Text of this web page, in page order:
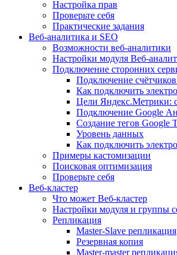
Настройка прав
Проверьте себя
Практические задания
Веб-аналитика и SEO
Возможности веб-аналитики
Настройки модуля Веб-
Подключение сторонних
Подключение
Как подключить
Цели Яндекс.Метрики:
Подключение Google
Создание тегов Google
Уровень данных
Как подключить
Примеры кастомизации
Поисковая оптимизация
Проверьте себя
Веб-кластер
Что может Веб-кластер
Настройки модуля и группы
Репликация
Master-Slave репликация
Резервная копия
Master-master